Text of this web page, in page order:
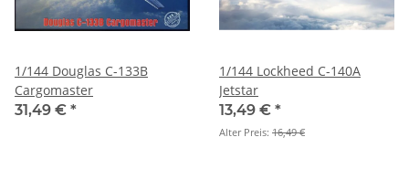
1/144 Douglas C-133B
Cargomaster
31,49 € *
1/144 Lockheed C-140A
Jetstar
13,49 € *
Alter Preis: 16,49 €